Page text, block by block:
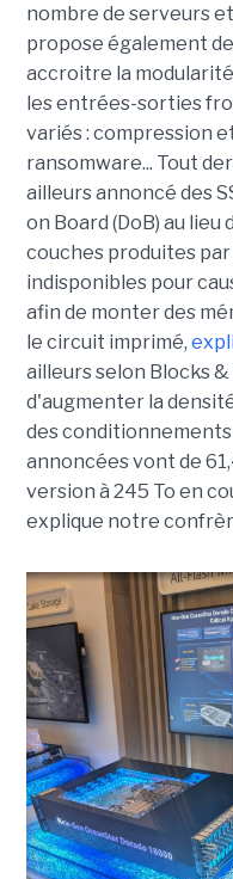
nombre de serveurs
propose également
accroitre la
les entrées-sorties
variés : compression
ransomware... Tout
ailleurs annoncé des
on Board (DoB) au lieu
couches produites par
indisponibles pour
afin de monter des
le circuit imprimé,
ailleurs selon Blocks
d'augmenter la
des conditionnements
annoncées vont de
version à 245 To en
explique notre